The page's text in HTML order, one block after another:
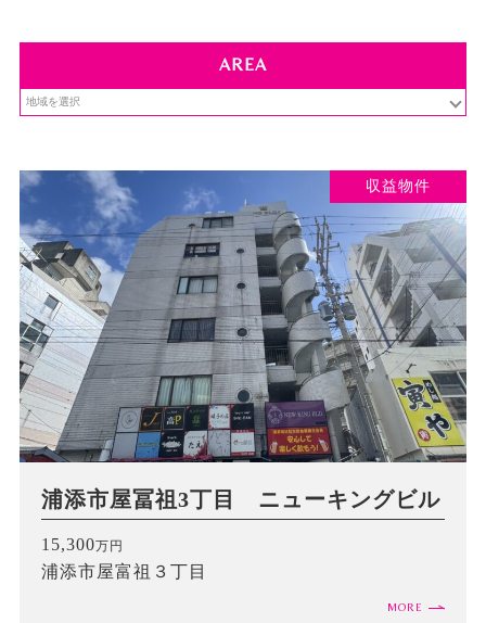
AREA
収益物件
浦添市屋冨祖3丁目 ニューキングビル
15,300万円
浦添市屋富祖３丁目
MORE